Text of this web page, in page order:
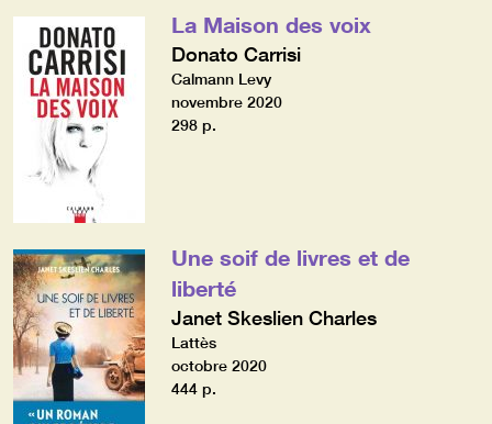
La Maison des voix
Donato Carrisi
Calmann Levy
novembre 2020
298 p.
Une soif de livres et de
liberté
Janet Skeslien Charles
Lattès
octobre 2020
444 p.